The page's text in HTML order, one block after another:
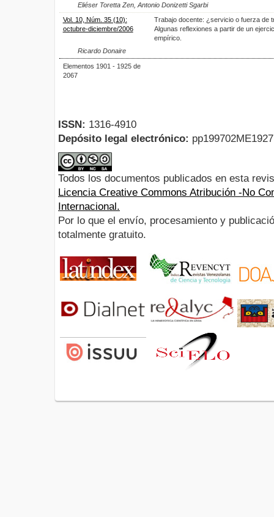
Eliéser Toretta Zen, Antonio Donizetti Sgarbi
Vol. 10, Núm. 35 (10):
octubre-diciembre/2006
Trabajo docente: ¿servicio o fuerza de
Algunas reflexiones a partir de un
empírico.
Ricardo Donaire
Elementos 1901 - 1925 de
2067
ISSN: 1316-4910
Depósito legal electrónico:
Todos los documentos publicados en esta
Licencia Creative Commons Atribución -No
Internacional.
Por lo que el envío, procesamiento y
totalmente gratuito.